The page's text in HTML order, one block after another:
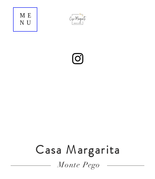
ME
NU
Casa Margarita
Monte Pego